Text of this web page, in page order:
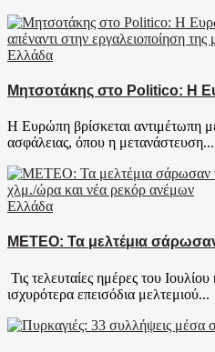
Ελλάδα
Μητσοτάκης στο Politico: Η
Η Ευρώπη βρίσκεται αντιμέτωπη
ασφάλειας, όπου η μετανάστευση...
Ελλάδα
ΜΕΤΕΟ: Τα μελτέμια
Τις τελευταίες ημέρες του
ισχυρότερα επεισόδια μελτεμιού...